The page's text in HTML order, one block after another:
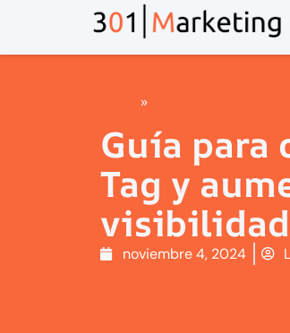
»
Guía
Tag y
visibilidad
noviembre 4, 2024